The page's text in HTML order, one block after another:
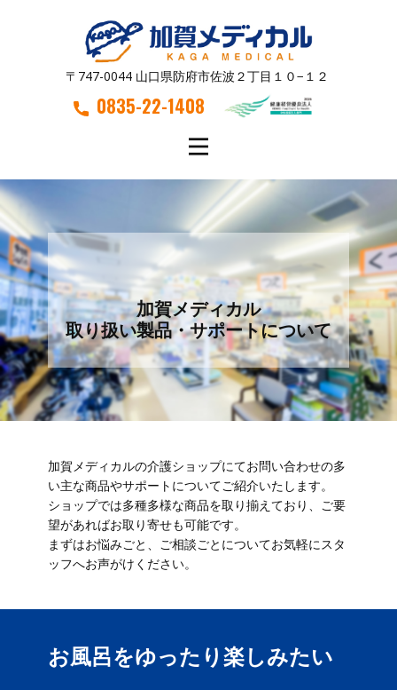
〒747-0044 山口県防府市佐波２丁目１０−１２
0835-22-1408
加賀メディカル
取り扱い製品・サポートについて
加賀メディカルの介護ショップにてお問い合わせの多
い主な商品やサポートについてご紹介いたします。
ショップでは多種多様な商品を取り揃えており、ご要
望があればお取り寄せも可能です。
まずはお悩みごと、ご相談ごとについてお気軽にスタ
ッフへお声がけください。
お風呂をゆったり楽しみ​たい